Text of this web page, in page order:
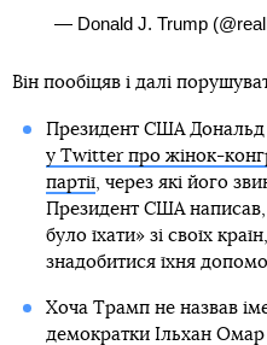
— Donald J. Trump
Він пообіцяв і далі
Президент США
у Twitter про жінок-
партії, через які його
Президент США
було їхати» зі своїх
знадобитися їхня
Хоча Трамп не назвав
демократки Ільхан